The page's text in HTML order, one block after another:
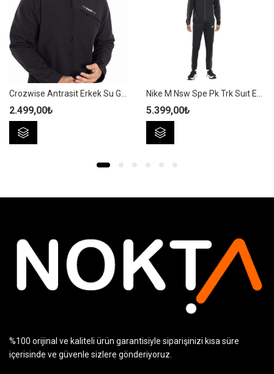
2.499,00₺
seçilebilir
5.399,00₺
seçilebilir
%100 orijinal ve kaliteli ürün garantisiyle siparişinizi kısa süre
içerisinde ve güvenle sizlere gönderiyoruz.